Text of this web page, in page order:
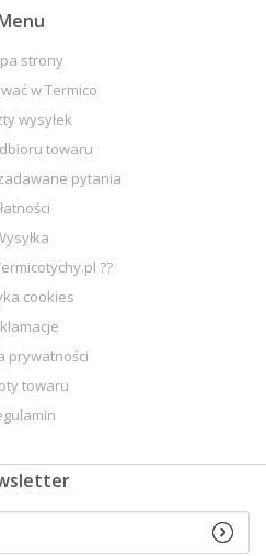
strony
w Termico
wysyłek
towaru
pytania
??
cookies
prywatności
towaru